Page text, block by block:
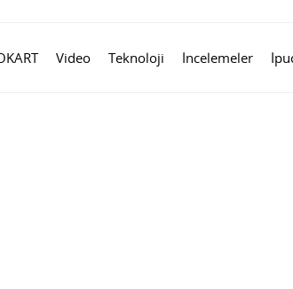
Video Teknoloji İncelemeler